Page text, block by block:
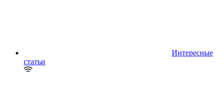
Интересные
статьи